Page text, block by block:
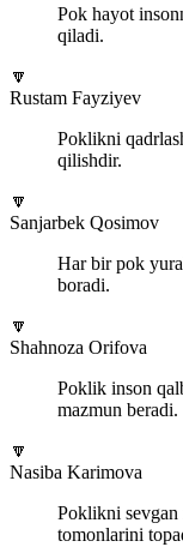
Pok hayot
qiladi.
🔽
Rustam Fayziyev
Poklikni
qilishdir.
🔽
Sanjarbek Qosimov
Har bir pok
boradi.
🔽
Shahnoza Orifova
Poklik inson
mazmun beradi.
🔽
Nasiba Karimova
Poklikni
tomonlarini